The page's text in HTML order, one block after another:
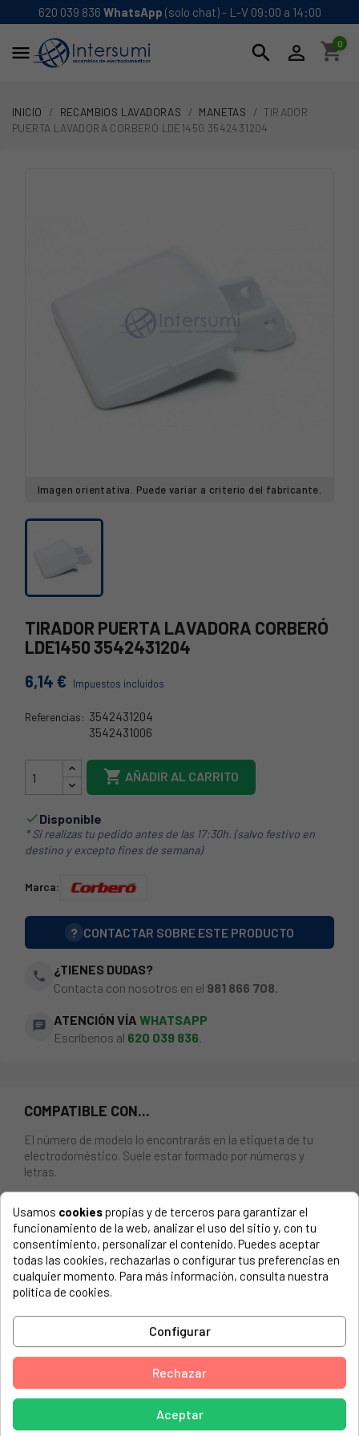
620 039 836 WhatsApp (solo chat) - L-V 09:00 a 14:00
 search  shopping_cart
0
INICIO RECAMBIOS LAVADORAS MANETAS
TIRADOR
PUERTA LAVADORA CORBERÓ LDE1450 3542431204
Imagen orientativa. Puede variar a criterio del fabricante.
TIRADOR PUERTA LAVADORA CORBERÓ
LDE1450 3542431204
6,14 € Impuestos incluidos
Referencias: 3542431204
3542431006
 AÑADIR AL CARRITO
Disponible
* Si realizas tu pedido antes de las 17:30h. (salvo festivo en
destino y excepto fines de semana)
Marca:
? CONTACTAR SOBRE ESTE PRODUCTO
phone
¿TIENES DUDAS?
Contacta con nosotros en el 981 866 708
chat ATENCIÓN VÍA WHATSAPP
Escríbenos al 620 039 836.
COMPATIBLE CON...
El número de modelo lo encontrarás en la etiqueta de tu
electrodoméstico. Suele estar formado por números y
letras.
Cierre escotilla lavadora Corberó LD1400 maneta
3542431204
CASTOR, CCR520
CORBERO, 91428083501LDE1850
CORBERO, LD1400
CORBERO, LD898
Usamos cookiespropias y de terceros para garantizar el
funcionamiento de la web, analizar el uso del sitio y, con tu
consentimiento, personalizar el contenido. Puedes aceptar
todas las cookies, rechazarlas o configurar tus preferencias en
cualquier momento. Para más información, consulta nuestra
política de cookies.
Configurar
Rechazar
Aceptar